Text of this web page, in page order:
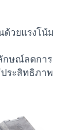
ด้วยแรงโน้ม
กษณ์ลดการ
ระสิทธิภาพ